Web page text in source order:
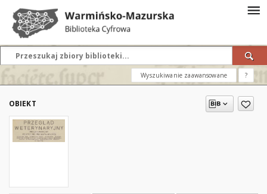
Wyszukiwanie zaawansowane ?
OBIEKT